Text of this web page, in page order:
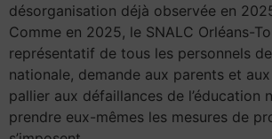
désorganisation déjà observée en
Comme en 2025, le SNALC Orléans-
représentatif de tous les personnels de
nationale, demande aux parents et
pallier aux défaillances de l’éducation
prendre eux-mêmes les mesures de